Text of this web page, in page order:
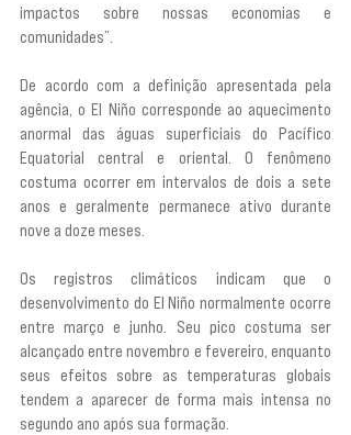
impactos sobre nossas economias e
comunidades”.
De acordo com a definição apresentada pela
agência, o El Niño corresponde ao aquecimento
anormal das águas superficiais do Pacífico
Equatorial central e oriental. O fenômeno
costuma ocorrer em intervalos de dois a sete
anos e geralmente permanece ativo durante
nove a doze meses.
Os registros climáticos indicam que o
desenvolvimento do El Niño normalmente ocorre
entre março e junho. Seu pico costuma ser
alcançado entre novembro e fevereiro, enquanto
seus efeitos sobre as temperaturas globais
tendem a aparecer de forma mais intensa no
segundo ano após sua formação.